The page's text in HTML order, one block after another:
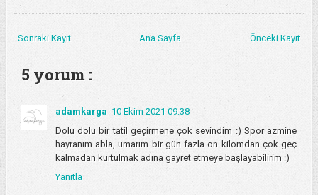
Sonraki Kayıt Önceki Kayıt
Ana Sayfa
5 yorum :
adamkarga 10 Ekim 2021 09:38
Dolu dolu bir tatil geçirmene çok sevindim :) Spor azmine
hayranım abla, umarım bir gün fazla on kilomdan çok geç
kalmadan kurtulmak adına gayret etmeye başlayabilirim :)
Yanıtla